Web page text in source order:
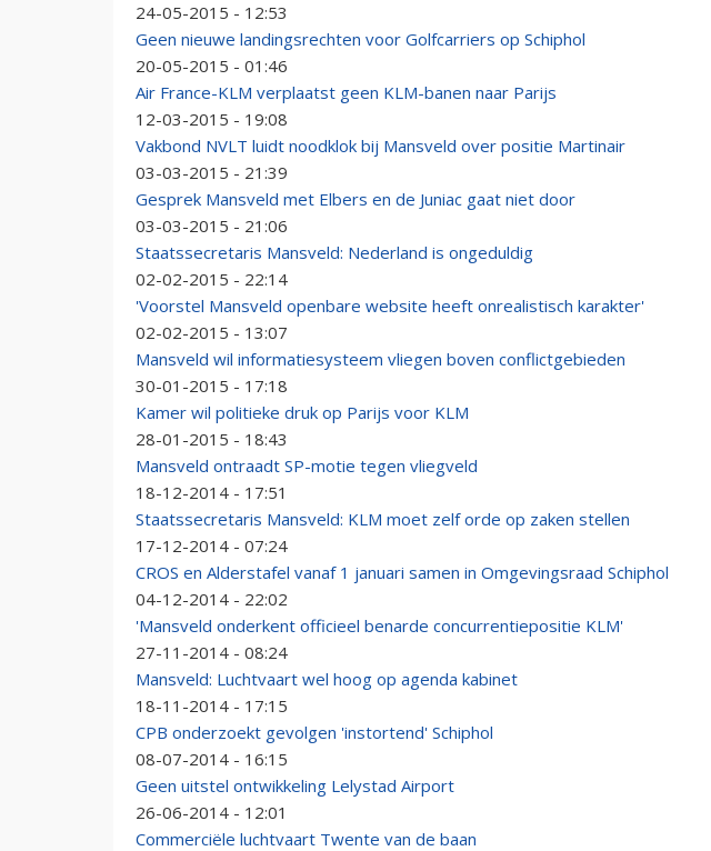
24-05-2015 - 12:53
Geen nieuwe landingsrechten voor Golfcarriers op Schiphol
20-05-2015 - 01:46
Air France-KLM verplaatst geen KLM-banen naar Parijs
12-03-2015 - 19:08
Vakbond NVLT luidt noodklok bij Mansveld over positie Martinair
03-03-2015 - 21:39
Gesprek Mansveld met Elbers en de Juniac gaat niet door
03-03-2015 - 21:06
Staatssecretaris Mansveld: Nederland is ongeduldig
02-02-2015 - 22:14
'Voorstel Mansveld openbare website heeft onrealistisch karakter'
02-02-2015 - 13:07
Mansveld wil informatiesysteem vliegen boven conflictgebieden
30-01-2015 - 17:18
Kamer wil politieke druk op Parijs voor KLM
28-01-2015 - 18:43
Mansveld ontraadt SP-motie tegen vliegveld
18-12-2014 - 17:51
Staatssecretaris Mansveld: KLM moet zelf orde op zaken stellen
17-12-2014 - 07:24
CROS en Alderstafel vanaf 1 januari samen in Omgevingsraad Schiphol
04-12-2014 - 22:02
'Mansveld onderkent officieel benarde concurrentiepositie KLM'
27-11-2014 - 08:24
Mansveld: Luchtvaart wel hoog op agenda kabinet
18-11-2014 - 17:15
CPB onderzoekt gevolgen 'instortend' Schiphol
08-07-2014 - 16:15
Geen uitstel ontwikkeling Lelystad Airport
26-06-2014 - 12:01
Commerciële luchtvaart Twente van de baan